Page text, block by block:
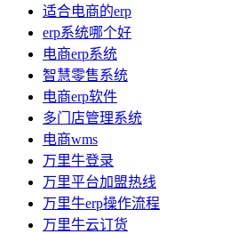
适合电商的erp
erp系统哪个好
电商erp系统
智慧零售系统
电商erp软件
多门店管理系统
电商wms
万里牛登录
万里平台加盟热线
万里牛erp操作流程
万里牛云订货